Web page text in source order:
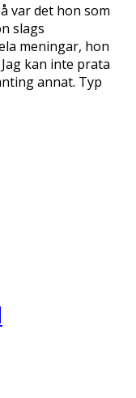
var det hon som
slags
meningar, hon
kan inte prata
annat. Typ